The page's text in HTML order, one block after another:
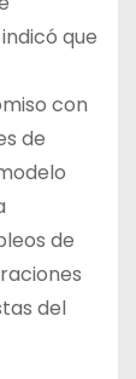
que
con
de
de
del